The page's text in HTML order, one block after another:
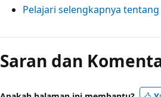
Pelajari selengkapnya
Saran dan